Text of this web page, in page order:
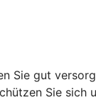
Sie gut
Sie